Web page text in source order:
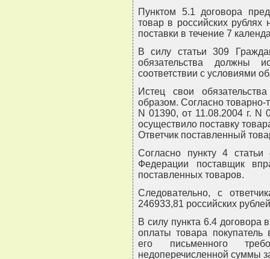
Пунктом 5.1 договора
товар в российских рублях
поставки в течение 7
В силу статьи 309
обязательства должны
соответствии с условиями
Истец свои
образом. Согласно
N 01390, от 11.08.2004 г.
осуществило поставку
Ответчик поставленный
Согласно пункту 4 статьи
Федерации поставщик
поставленных товаров.
Следовательно, с
246933,81 российских
В силу пункта 6.4 договора
оплаты товара
его письменного
недоперечисленной суммы